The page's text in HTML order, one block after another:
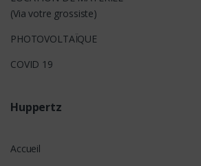
(Via votre grossiste)
PHOTOVOLTAÏQUE
COVID 19
Huppertz
Accueil